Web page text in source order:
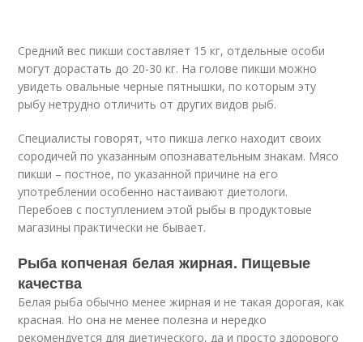
Средний вес пикши составляет 15 кг, отдельные особи
могут дорастать до 20-30 кг. На голове пикши можно
увидеть овальные черные пятнышки, по которым эту
рыбу нетрудно отличить от других видов рыб.
Специалисты говорят, что пикша легко находит своих
сородичей по указанным опознавательным знакам. Мясо
пикши – постное, по указанной причине на его
употреблении особенно настаивают диетологи.
Перебоев с поступлением этой рыбы в продуктовые
магазины практически не бывает.
Рыба копченая белая жирная. Пищевые
качества
Белая рыба обычно менее жирная и не такая дорогая, как
красная. Но она не менее полезна и нередко
рекомендуется для диетического, да и просто здорового